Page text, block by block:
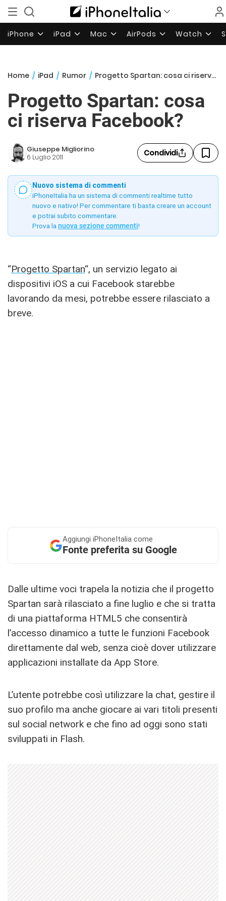
iPhone iPad Mac AirPods Watch
Home / iPad / Rumor / Progetto Spartan: cosa ci riserva Facebook?
Progetto Spartan: cosa
ci riserva Facebook?
Giuseppe Migliorino
6 Luglio 2011 Condividi
Nuovo sistema di commenti
iPhoneItalia ha un sistema di commenti realtime tutto
nuovo e nativo! Per commentare ti basta creare un account
e potrai subito commentare.
Prova la nuova sezione commenti!
“Progetto Spartan“, un servizio legato ai
dispositivi iOS a cui Facebook starebbe
lavorando da mesi, potrebbe essere rilasciato a
breve.
Aggiungi iPhoneItalia come
Fonte preferita su Google
Dalle ultime voci trapela la notizia che il progetto
Spartan sarà rilasciato a fine luglio e che si tratta
di una piattaforma HTML5 che consentirà
l’accesso dinamico a tutte le funzioni Facebook
direttamente dal web, senza cioè dover utilizzare
applicazioni installate da App Store.
L’utente potrebbe così utilizzare la chat, gestire il
suo profilo ma anche giocare ai vari titoli presenti
sul social network e che fino ad oggi sono stati
sviluppati in Flash.